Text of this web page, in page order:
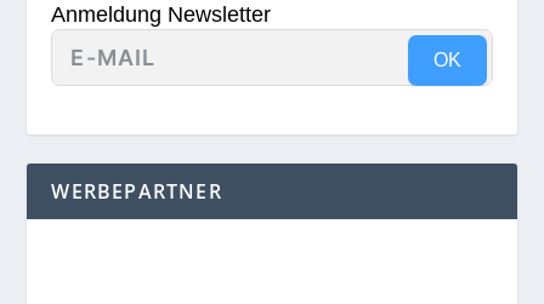
Anmeldung Newsletter
OK
WERBEPARTNER